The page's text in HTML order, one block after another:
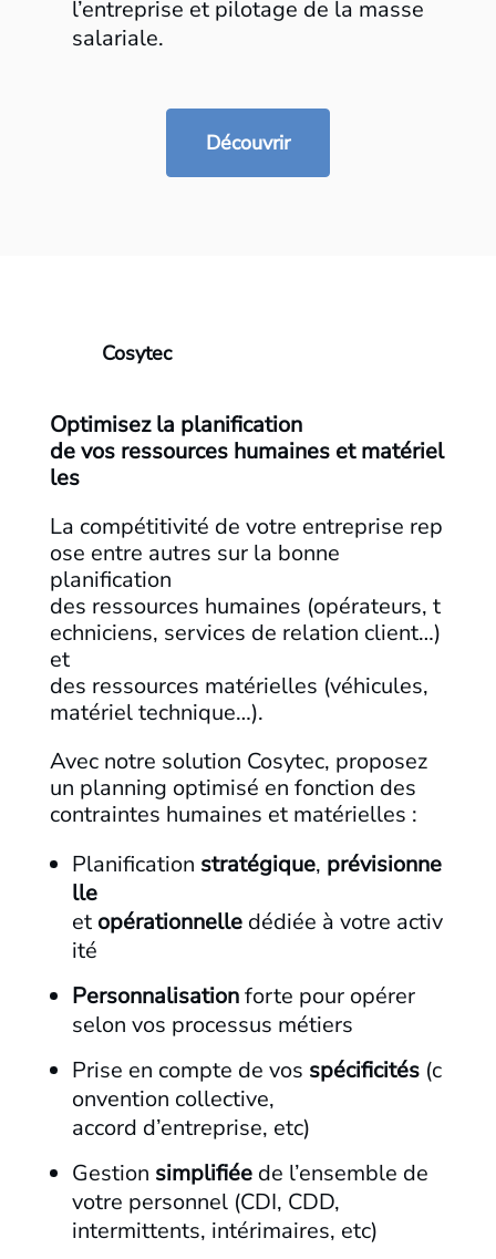
l’entreprise et pilotage de la masse
salariale.​​
Découvrir
Cosytec
Optimisezla planification
devos ressources humainesetmatériel
les​
La compétitivité de votre entreprise rep
ose entre autres sur la bonne
planification
des ressources humaines (opérateurs, t
echniciens, services de relation client…)
et
des ressources matérielles (véhicules,
matériel technique…). ​
Avec notre solution Cosytec, proposez
un planning optimisé en fonction des
contraintes humaines et matérielles :​
Planification stratégique, prévisionne
lle
et opérationnelledédiée à votre activ
ité ​
Personnalisationforte pour opérer
selon vos processus métiers​
Prise en compte de vos spécificités(c
onvention collective,
accord d’entreprise, etc)​
Gestion simplifiéede l’ensemble de
votre personnel (CDI, CDD,
intermittents, intérimaires, etc)​